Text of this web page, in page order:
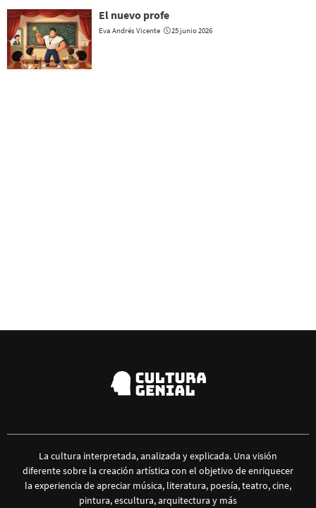
El nuevo profe
Eva Andrés Vicente 25 junio 2026
La cultura interpretada, analizada y explicada. Una visión
diferente sobre la creación artística con el objetivo de enriquecer
la experiencia de apreciar música, literatura, poesía, teatro, cine,
pintura, escultura, arquitectura y más